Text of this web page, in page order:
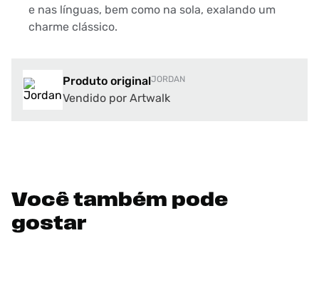
e nas línguas, bem como na sola, exalando um
charme clássico.
Produto originalJORDAN
Vendido por Artwalk
Você também pode
gostar